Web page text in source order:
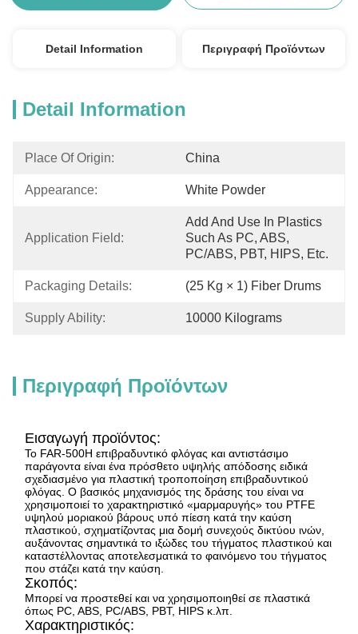
Detail Information Περιγραφή Προϊόντων
Detail Information
Place Of Origin: China
Appearance: White Powder
Application Field:
Add And Use In Plastics
Such As PC, ABS,
PC/ABS, PBT, HIPS, Etc.
Packaging Details: (25 Kg × 1) Fiber Drums
Supply Ability: 10000 Kilograms
Περιγραφή Προϊόντων
Εισαγωγή προϊόντος:
Το FAR-500H επιβραδυντικό φλόγας και αντιστάσιμο
παράγοντα είναι ένα πρόσθετο υψηλής απόδοσης ειδικά
σχεδιασμένο για πλαστική τροποποίηση επιβραδυντικού
φλόγας. Ο βασικός μηχανισμός της δράσης του είναι να
χρησιμοποιεί το χαρακτηριστικό «μαρμαρυγής» του PTFE
υψηλού μοριακού βάρους υπό πίεση κατά την καύση
πλαστικού, σχηματίζοντας μια δομή συνεχούς δικτύου ινών,
αυξάνοντας σημαντικά το ιξώδες του τήγματος πλαστικού και
καταστέλλοντας αποτελεσματικά το φαινόμενο του τήγματος
που στάζει κατά την καύση.
Σκοπός:
Μπορεί να προστεθεί και να χρησιμοποιηθεί σε πλαστικά
όπως PC, ABS, PC/ABS, PBT, HIPS κ.λπ.
Χαρακτηριστικός: